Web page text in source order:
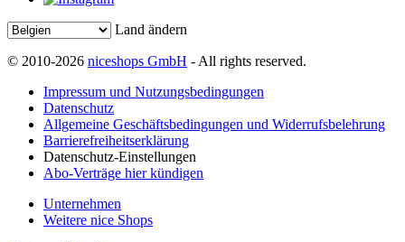
Land ändern
© 2010-2026 niceshops GmbH - All rights reserved.
Impressum und Nutzungsbedingungen
Datenschutz
Allgemeine Geschäftsbedingungen und Widerrufsbelehrung
Barrierefreiheitserklärung
Datenschutz-Einstellungen
Abo-Verträge hier kündigen
Unternehmen
Weitere nice Shops